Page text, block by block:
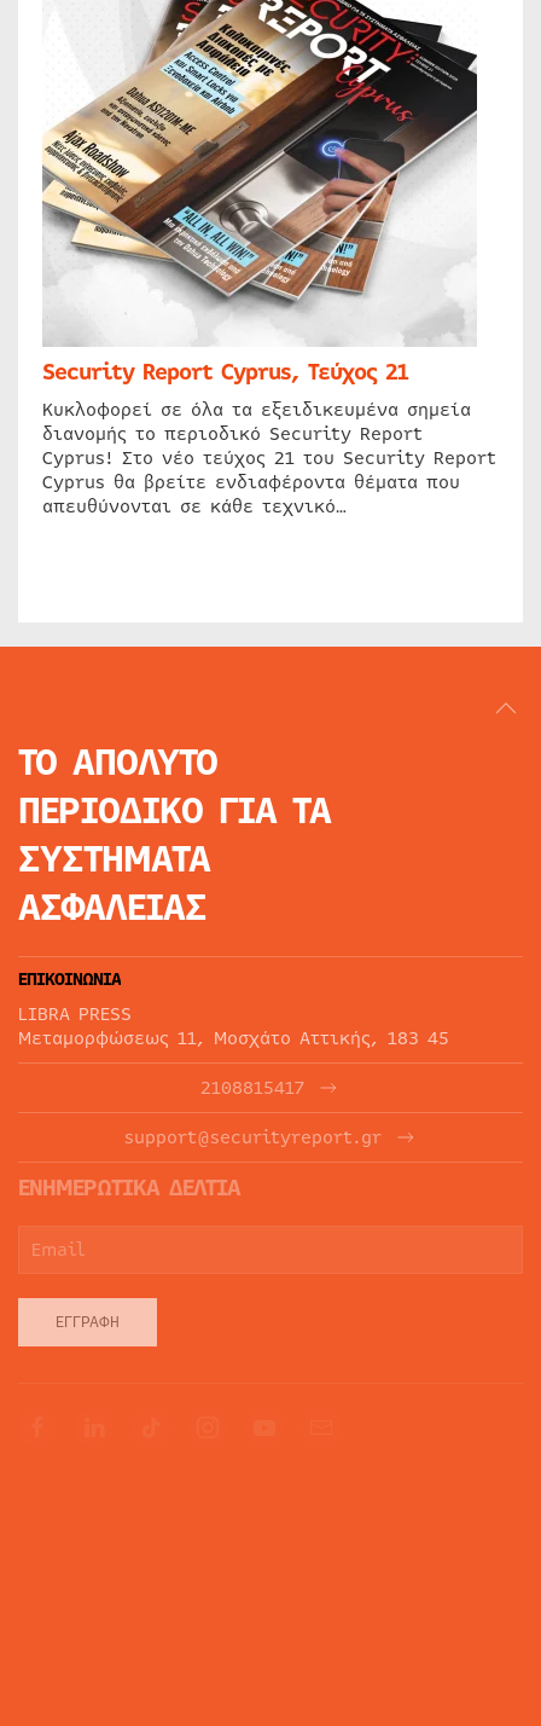
Security Report Cyprus, Τεύχος 21
Κυκλοφορεί σε όλα τα εξειδικευμένα σημεία
διανομής το περιοδικό Security Report
Cyprus! Στο νέο τεύχος 21 του Security Report
Cyprus θα βρείτε ενδιαφέροντα θέματα που
απευθύνονται σε κάθε τεχνικό…
ΤΟ ΑΠΟΛΥΤΟ
ΠΕΡΙΟΔΙΚΟ ΓΙΑ ΤΑ
ΣΥΣΤΗΜΑΤΑ
ΑΣΦΑΛΕΙΑΣ
ΕΠΙΚΟΙΝΩΝΙΑ
LIBRA PRESS
Μεταμορφώσεως 11, Μοσχάτο Αττικής, 183 45
2108815417
support@securityreport.gr
ΕΝΗΜΕΡΩΤΙΚΑ ΔΕΛΤΙΑ
ΕΓΓΡΑΦΉ